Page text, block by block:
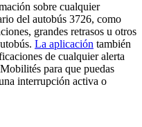
sobre cualquier
del autobús 3726, como
grandes retrasos u otros
La aplicación también
de cualquier alerta
para que puedas
interrupción activa o